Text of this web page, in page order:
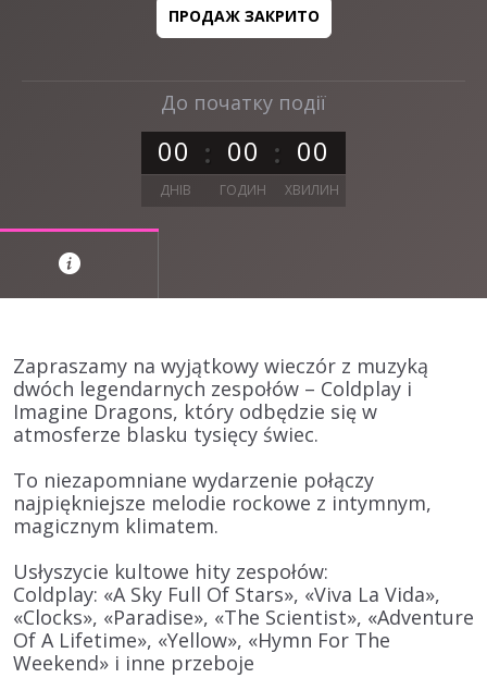
До початку події
00 00 00
ДНІВ ГОДИН ХВИЛИН
ПРОДАЖ ЗАКРИТО
Zapraszamy na wyjątkowy wieczór z muzyką
dwóch legendarnych zespołów – Coldplay i
Imagine Dragons, który odbędzie się w
atmosferze blasku tysięcy świec.
To niezapomniane wydarzenie połączy
najpiękniejsze melodie rockowe z intymnym,
magicznym klimatem.
Usłyszycie kultowe hity zespołów:
Coldplay: «A Sky Full Of Stars», «Viva La Vida»,
«Clocks», «Paradise», «The Scientist», «Adventure
Of A Lifetime», «Yellow», «Hymn For The
Weekend» i inne przeboje